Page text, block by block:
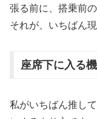
張る前に、搭乗前
それが、いちばん
座席下に入る
私がいちばん推し